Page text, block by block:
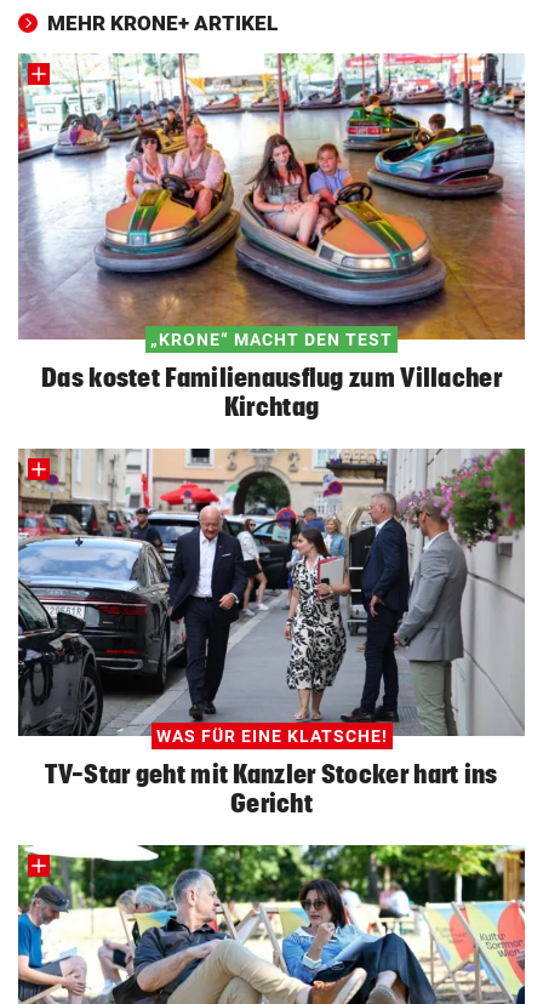
MEHR KRONE+ ARTIKEL
„KRONE“ MACHT DEN TEST
Das kostet Familienausflug zum Villacher
Kirchtag
WAS FÜR EINE KLATSCHE!
TV-Star geht mit Kanzler Stocker hart ins
Gericht